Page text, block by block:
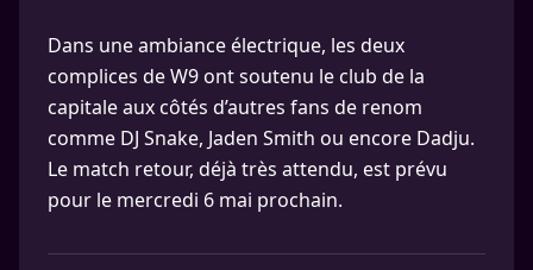
Dans une ambiance électrique, les deux
complices de W9 ont soutenu le club de la
capitale aux côtés d’autres fans de renom
comme DJ Snake, Jaden Smith ou encore Dadju.
Le match retour, déjà très attendu, est prévu
pour le mercredi 6 mai prochain.